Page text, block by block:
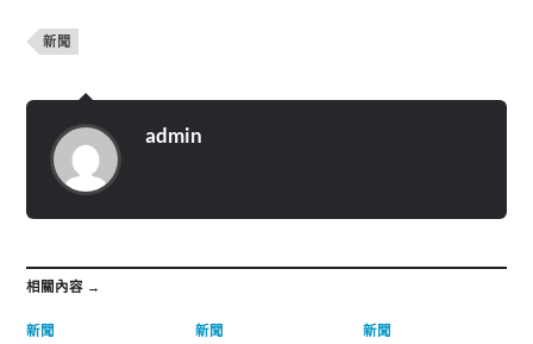
新聞
admin
相關內容 →
新聞 新聞 新聞